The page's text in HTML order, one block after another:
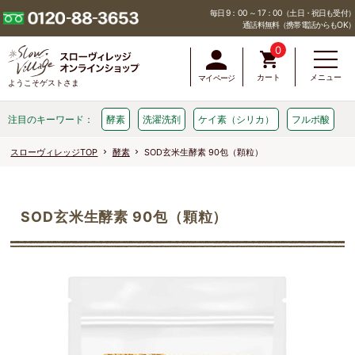
毎日 9：00 ～ 17：00（土日・祝日も受付）
通話料無料（携帯電話からもOK）
ようこそゲストさま
0
カート
マイページ メニュー
注目のキーワード： 酵素 洗濯洗剤 ケイ素（シリカ） フルボ酸
スローヴィレッジTOP 酵素 SOD玄米生酵素 90包（顆粒）
SOD玄米生酵素 90包（顆粒）